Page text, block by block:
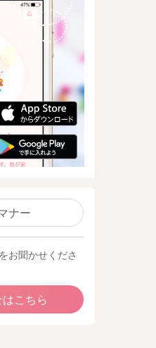
ナー
お聞かせくださ
こちら